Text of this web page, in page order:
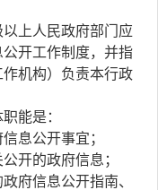
上人民政府部门应
开工作制度，并指
机构）负责本行政
能是：
息公开事宜；
开的政府信息；
府信息公开指南、